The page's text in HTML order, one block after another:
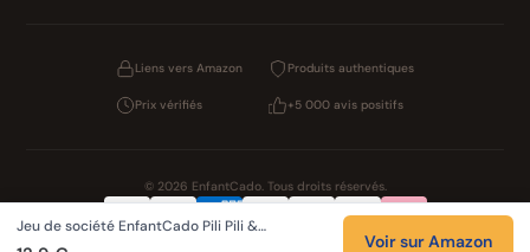
Liens vers Amazon Produits authentiques
Prix vérifiés +5 000 avis positifs
© 2026 EnfantCado. Tous droits réservés.
Confidentialité CGVCookies Mentions légales
Jeu de société EnfantCado Pili Pili &…
Voir sur Amazon